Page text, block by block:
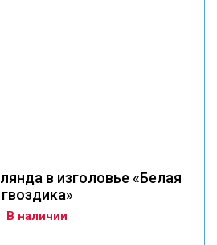
в изголовье «Белая
гвоздика»
В наличии